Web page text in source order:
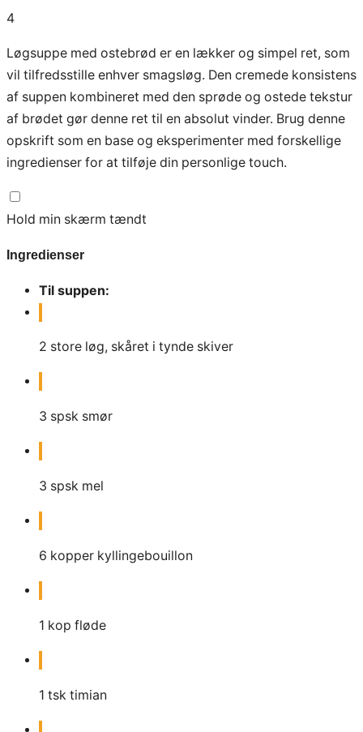
4
Løgsuppe med ostebrød er en lækker og simpel ret, som
vil tilfredsstille enhver smagsløg. Den cremede konsistens
af suppen kombineret med den sprøde og ostede tekstur
af brødet gør denne ret til en absolut vinder. Brug denne
opskrift som en base og eksperimenter med forskellige
ingredienser for at tilføje din personlige touch.
Hold min skærm tændt
Ingredienser
Til suppen:
2 store løg, skåret i tynde skiver
3 spsk smør
3 spsk mel
6 kopper kyllingebouillon
1 kop fløde
1 tsk timian